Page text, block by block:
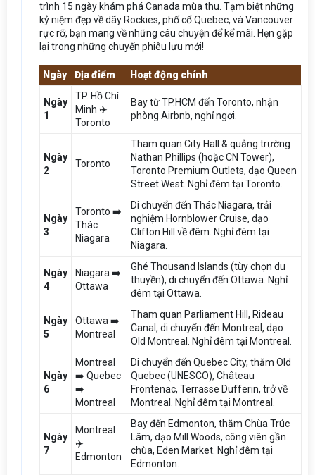
trình 15 ngày khám phá Canada mùa thu. Tạm biệt những
kỷ niệm đẹp về dãy Rockies, phố cổ Quebec, và Vancouver
rực rỡ, bạn mang về những câu chuyện để kể mãi. Hẹn gặp
lại trong những chuyến phiêu lưu mới!
Ngày Địa điểm Hoạt động chính
Ngày
1
TP. Hồ Chí
Minh ✈️
Toronto
Bay từ TP.HCM đến Toronto, nhận
phòng Airbnb, nghỉ ngơi.
Ngày
2
Toronto
Tham quan City Hall & quảng trường
Nathan Phillips (hoặc CN Tower),
Toronto Premium Outlets, dạo Queen
Street West. Nghỉ đêm tại Toronto.
Ngày
3
Toronto ➡️
Thác
Niagara
Di chuyển đến Thác Niagara, trải
nghiệm Hornblower Cruise, dạo
Clifton Hill về đêm. Nghỉ đêm tại
Niagara.
Ngày
4
Niagara ➡️
Ottawa
Ghé Thousand Islands (tùy chọn du
thuyền), di chuyển đến Ottawa. Nghỉ
đêm tại Ottawa.
Ngày
5
Ottawa ➡️
Montreal
Tham quan Parliament Hill, Rideau
Canal, di chuyển đến Montreal, dạo
Old Montreal. Nghỉ đêm tại Montreal.
Ngày
6
Montreal
➡️ Quebec
➡️
Montreal
Di chuyển đến Quebec City, thăm Old
Quebec (UNESCO), Château
Frontenac, Terrasse Dufferin, trở về
Montreal. Nghỉ đêm tại Montreal.
Ngày
7
Montreal
✈️
Edmonton
Bay đến Edmonton, thăm Chùa Trúc
Lâm, dạo Mill Woods, công viên gần
chùa, Eden Market. Nghỉ đêm tại
Edmonton.